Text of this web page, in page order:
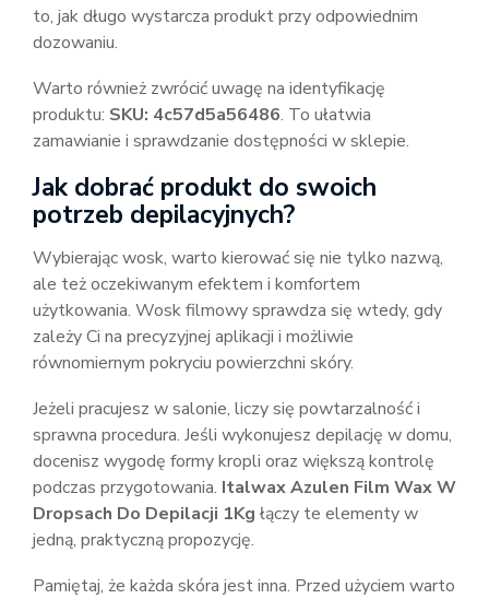
to, jak długo wystarcza produkt przy odpowiednim
dozowaniu.
Warto również zwrócić uwagę na identyfikację
produktu: SKU: 4c57d5a56486. To ułatwia
zamawianie i sprawdzanie dostępności w sklepie.
Jak dobrać produkt do swoich
potrzeb depilacyjnych?
Wybierając wosk, warto kierować się nie tylko nazwą,
ale też oczekiwanym efektem i komfortem
użytkowania. Wosk filmowy sprawdza się wtedy, gdy
zależy Ci na precyzyjnej aplikacji i możliwie
równomiernym pokryciu powierzchni skóry.
Jeżeli pracujesz w salonie, liczy się powtarzalność i
sprawna procedura. Jeśli wykonujesz depilację w domu,
docenisz wygodę formy kropli oraz większą kontrolę
podczas przygotowania. Italwax Azulen Film Wax W
Dropsach Do Depilacji 1Kg łączy te elementy w
jedną, praktyczną propozycję.
Pamiętaj, że każda skóra jest inna. Przed użyciem warto